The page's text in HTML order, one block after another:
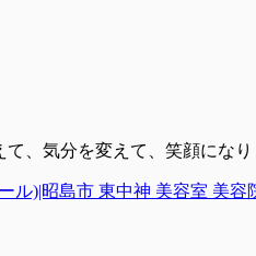
、気分を変えて、笑顔になり